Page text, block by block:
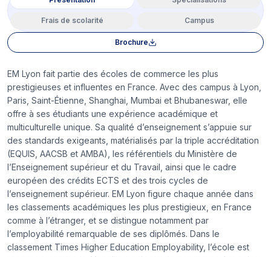
Frais de scolarité Campus
Brochure
EM Lyon fait partie des écoles de commerce les plus
prestigieuses et influentes en France. Avec des campus à Lyon,
Paris, Saint-Étienne, Shanghai, Mumbai et Bhubaneswar, elle
offre à ses étudiants une expérience académique et
multiculturelle unique. Sa qualité d’enseignement s’appuie sur
des standards exigeants, matérialisés par la triple accréditation
(EQUIS, AACSB et AMBA), les référentiels du Ministère de
l’Enseignement supérieur et du Travail, ainsi que le cadre
européen des crédits ECTS et des trois cycles de
l’enseignement supérieur. EM Lyon figure chaque année dans
les classements académiques les plus prestigieux, en France
comme à l’étranger, et se distingue notamment par
l’employabilité remarquable de ses diplômés. Dans le
classement Times Higher Education Employability, l’école est